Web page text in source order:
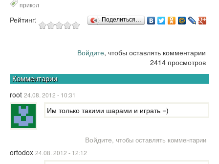
прикол
Рейтинг: Поделиться…
Войдите, чтобы оставлять комментарии
2414 просмотров
Комментарии
root 24.08. 2012 - 10:31
Им только такими шарами и играть =)
Войдите, чтобы оставлять комментарии
ortodox 24.08. 2012 - 12:12